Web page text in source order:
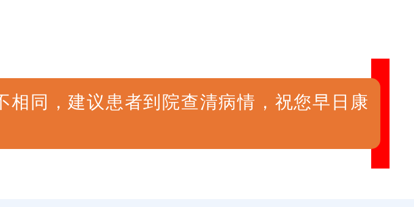
相同，建议患者到院查清病情，祝您早日康